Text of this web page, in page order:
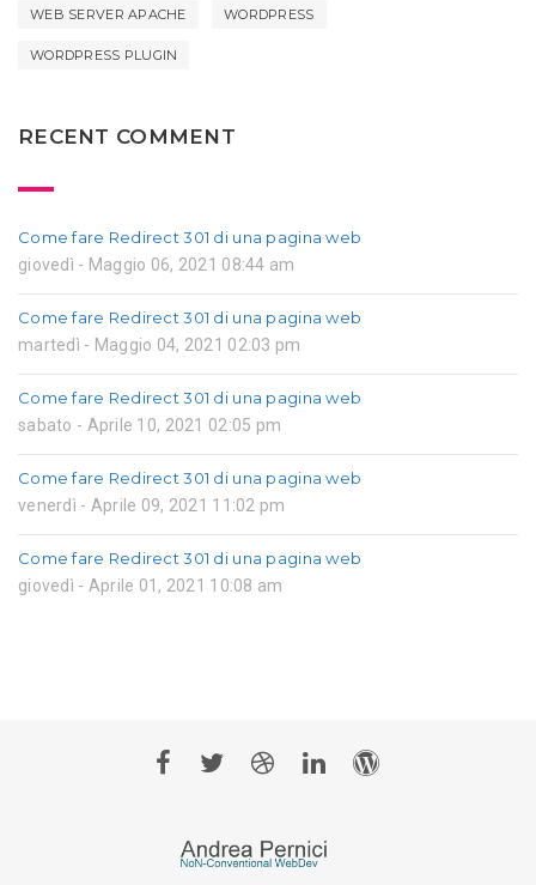
WEB SERVER APACHE WORDPRESS
WORDPRESS PLUGIN
RECENT COMMENT
Come fare Redirect 301 di una pagina web
giovedì - Maggio 06, 2021 08:44 am
Come fare Redirect 301 di una pagina web
martedì - Maggio 04, 2021 02:03 pm
Come fare Redirect 301 di una pagina web
sabato - Aprile 10, 2021 02:05 pm
Come fare Redirect 301 di una pagina web
venerdì - Aprile 09, 2021 11:02 pm
Come fare Redirect 301 di una pagina web
giovedì - Aprile 01, 2021 10:08 am